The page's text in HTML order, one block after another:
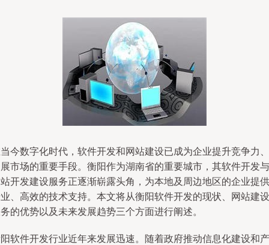
今数字化时代，软件开发和网站建设已成为企业提升竞争力、
市场的重要手段。衡阳作为湖南省的重要城市，其软件开发与
开发建设服务正逐渐崭露头角，为本地及周边地区的企业提供
、高效的技术支持。本文将从衡阳软件开发的现状、网站建设
的优势以及未来发展趋势三个方面进行阐述。
软件开发行业近年来发展迅速。随着政府推动信息化建设和产